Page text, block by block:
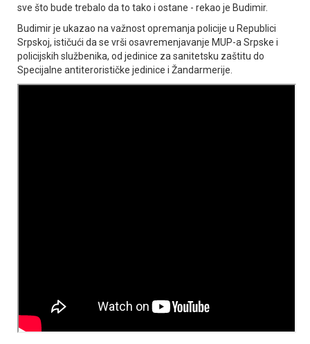
sve što bude trebalo da to tako i ostane - rekao je Budimir.
Budimir je ukazao na važnost opremanja policije u Republici
Srpskoj, ističući da se vrši osavremenjavanje MUP-a Srpske i
policijskih službenika, od jedinice za sanitetsku zaštitu do
Specijalne antiterorističke jedinice i Žandarmerije.